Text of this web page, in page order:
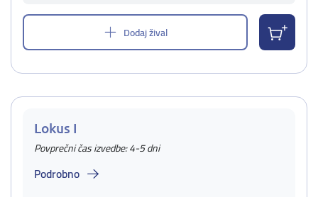
Dodaj žival
Lokus I
Povprečni čas izvedbe: 4-5 dni
Podrobno